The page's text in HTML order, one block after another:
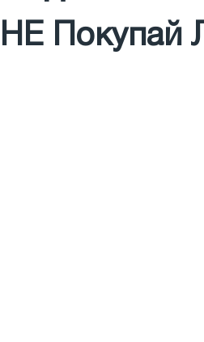
НЕ Покупай